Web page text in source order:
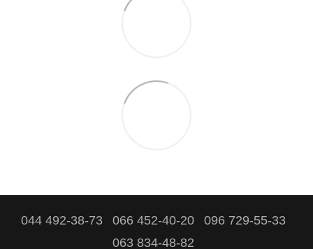
044 492-38-73 066 452-40-20
096 729-55-33
063 834-48-82